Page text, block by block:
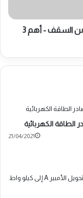
أسباب وضع المكيف على ارتفاع قريب من السقف - أهم 3
الطاقة الكهربائية
21/04/2021